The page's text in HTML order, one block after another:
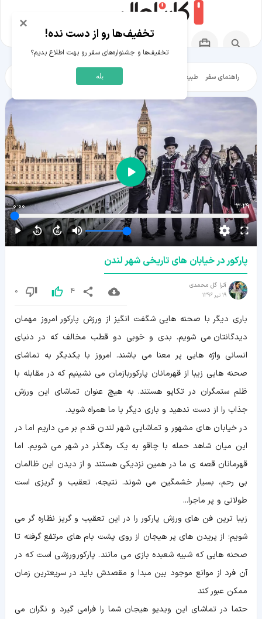
راهنمای سفر طبیعت‌گردی شهرگردی
3:29
0:00
پارکور در خیابان های تاریخی شهر لندن
آترا گل محمدی
19 تیر 1396 4
0
باری دیگر با صحنه هایی شگفت انگیز از ورزش پارکور امروز مهمان
دیدگانتان می شویم. بدی و خوبی دو قطب مخالف که در دنیای
انسانی واژه هایی پر معنا می باشند. امروز با یکدیگر به تماشای
صحنه هایی زیبا از قهرمانان پارکوربازمان می نشینیم که در مقابله با
ظلم ستمگران در تکاپو هستند. به هیچ عنوان تماشای این ورزش
جذاب را از دست ندهید و باری دیگر با ما همراه شوید.
در خیابان های مشهور و تماشایی شهر لندن قدم بر می داریم اما در
این میان شاهد حمله با چاقو به یک رهگذر در شهر می شویم. اما
قهرمانان قصه ی ما در همین نزدیکی هستند و از دیدن این ظالمان
بی رحم، بسیار خشمگین می شوند. نتیجه، تعقیب و گریزی است
طولانی و پر ماجرا...
زیبا ترین فن های ورزش پارکور را در این تعقیب و گریز نظاره گر می
شویم؛ از پریدن های پر هیجان از روی پشت بام های مرتفع گرفته تا
صحنه هایی که شبیه شعبده بازی می مانند. پارکور ورزشی است که در
آن فرد از موانع موجود بین مبدا و مقصدش باید در سریعترین زمان
ممکن عبور کند
حتما در تماشای این ویدیو هیجان شما را فرامی گیرد و نگران می
×
تخفیف‌ها رو از دست نده!
تخفیف‌ها و جشنواره‌های سفر رو بهت اطلاع بدیم؟
بله